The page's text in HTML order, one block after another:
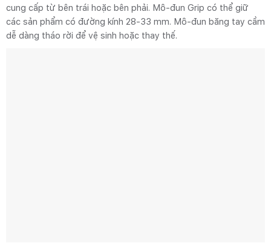
cung cấp từ bên trái hoặc bên phải. Mô-đun Grip có thể giữ
các sản phẩm có đường kính 28-33 mm. Mô-đun băng tay cầm
dễ dàng tháo rời để vệ sinh hoặc thay thế.